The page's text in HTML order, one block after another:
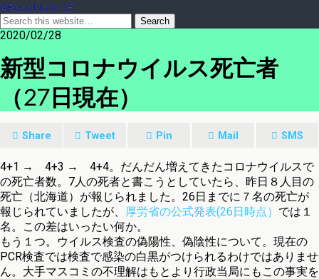
ARecoNote 15
2020/02/28
新型コロナウイルス死亡者
（27日現在）
Share Tweet Pin Mail SMS
4+1 → 4+3 → 4+4。だんだん増えてきたコロナウイルスで
の死亡者数。7人の死者と書こうとしていたら、昨日８人目の
死亡（北海道）が報じられました。26日までに７名の死亡が
報じられていましたが、 厚労省の公式発表(26日時点） では１
名。この差はいったい何か。
もう１つ。ウイルス検査の偽陽性、偽陰性について。現在の
PCR検査では検査で感染の白黒がつけられるわけではありませ
ん。大手マスコミの不理解はもとより行政当局にもこの事実を